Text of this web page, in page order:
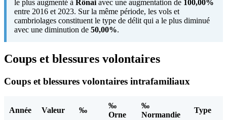
le plus augmenté à Rônai avec une augmentation de 100,00%
entre 2016 et 2023. Sur la même période, les vols et
cambriolages constituent le type de délit qui a le plus diminué
avec une diminution de 50,00%.
Coups et blessures volontaires
Coups et blessures volontaires intrafamiliaux
Année Valeur ‰
‰
Orne
‰
Normandie
Type